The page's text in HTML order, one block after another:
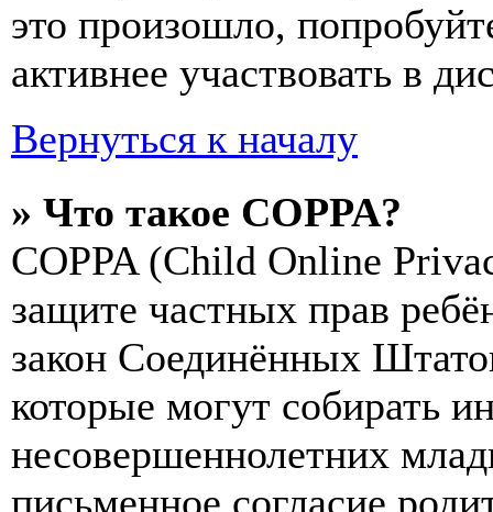
это произошло,
активнее участвовать в
Вернуться к началу
» Что такое COPPA?
COPPA (Child Online
защите частных прав
закон Соединённых
которые могут собирать
несовершеннолетних
письменное согласие